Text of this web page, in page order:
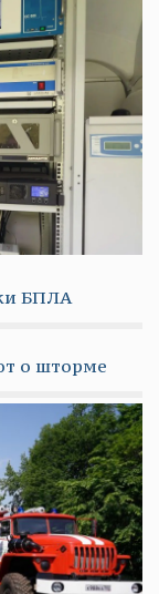
БПЛА
о шторме